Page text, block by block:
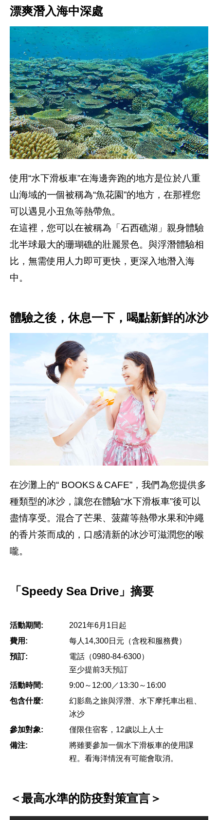
漂爽潛入海中深處
使用“水下滑板車”在海邊奔跑的地方是位於八重
山海域的一個被稱為“魚花園”的地方，在那裡您
可以遇見小丑魚等熱帶魚。
在這裡，您可以在被稱為「石西礁湖」親身體驗
北半球最大的珊瑚礁的壯麗景色。與浮潛體驗相
比，無需使用人力即可更快，更深入地潛入海
中。
體驗之後，休息一下，喝點新鮮的冰沙
在沙灘上的“ BOOKS＆CAFE”，我們為您提供多
種類型的冰沙，讓您在體驗“水下滑板車”後可以
盡情享受。混合了芒果、菠蘿等熱帶水果和沖繩
的香片茶而成的，口感清新的冰沙可滋潤您的喉
嚨。
「Speedy Sea Drive」摘要
活動期間:
2021年6月1日起
費用:
每人14,300日元（含稅和服務費）
預訂:
電話（0980-84-6300）
至少提前3天預訂
活動時間:
9:00～12:00／13:30～16:00
包含什麼:
幻影島之旅與浮潛、水下摩托車出租、
冰沙
參加對象:
僅限住宿客，12歲以上人士
備注:
將雖要參加一個水下滑板車的使用課
程。看海洋情況有可能會取消。
＜最高水準的防疫對策宣言＞